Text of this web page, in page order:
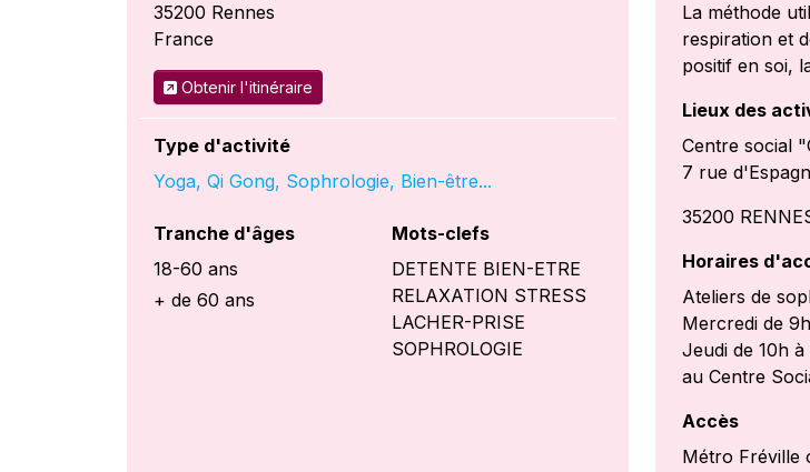
35200 Rennes
France
Obtenir l'itinéraire
Type d'activité
Yoga, Qi Gong, Sophrologie, Bien-être...
Tranche d'âges
18-60 ans
+ de 60 ans
Mots-clefs
DETENTE BIEN-ETRE
RELAXATION STRESS
LACHER-PRISE
SOPHROLOGIE
La méthode
respiration et
positif en soi,
Lieux des
Centre social
7 rue
35200
Horaires
Ateliers de
Mercredi de
Jeudi de 10h à
au Centre
Accès
Métro Fréville